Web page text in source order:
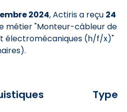
2024, Actiris a reçu 24
métier "Monteur-câbleur de
électromécaniques (h/f/x)"
Type